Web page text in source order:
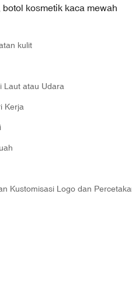
kosmetik kaca mewah
kulit
Laut atau Udara
Kerja
Kustomisasi Logo dan